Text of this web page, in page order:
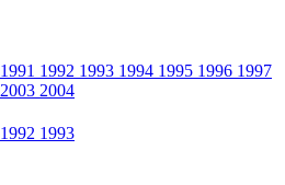
1991 1992 1993 1994 1995 1996 1997
2003 2004
1992 1993